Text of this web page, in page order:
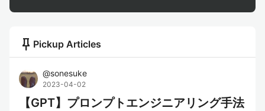
push_pin Pickup Articles
@sonesuke
2023-04-02
【GPT】プロンプトエンジニアリング手法